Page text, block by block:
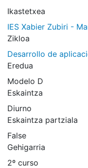
Ikastetxea
IES Xabier Zubiri -
Zikloa
Desarrollo de
Eredua
Modelo D
Eskaintza
Diurno
Eskaintza partziala
False
Gehigarria
2º curso